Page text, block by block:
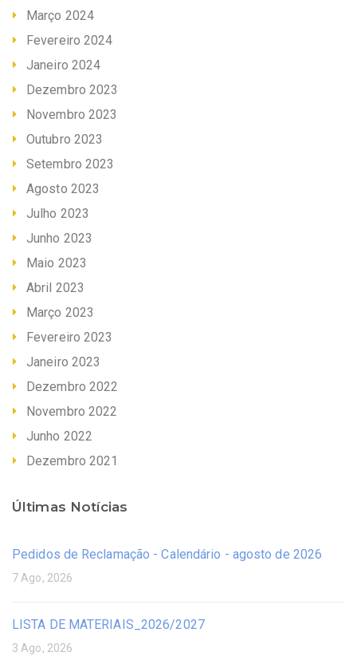
Março 2024
Fevereiro 2024
Janeiro 2024
Dezembro 2023
Novembro 2023
Outubro 2023
Setembro 2023
Agosto 2023
Julho 2023
Junho 2023
Maio 2023
Abril 2023
Março 2023
Fevereiro 2023
Janeiro 2023
Dezembro 2022
Novembro 2022
Junho 2022
Dezembro 2021
Últimas Notícias
Pedidos de Reclamação - Calendário - agosto de 2026
7 Ago, 2026
LISTA DE MATERIAIS_2026/2027
3 Ago, 2026